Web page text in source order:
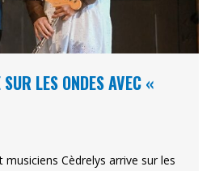
LES ONDES AVEC «
musiciens Cèdrelys arrive sur les